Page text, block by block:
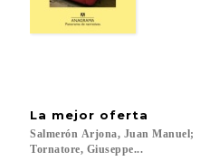
La mejor oferta
Salmerón Arjona, Juan Manuel;
Tornatore, Giuseppe...